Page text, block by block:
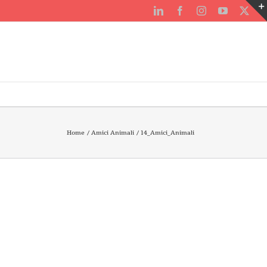
LinkedInFacebookInstagramYouTube
X
Home Amici Animali 14_Amici_Animali